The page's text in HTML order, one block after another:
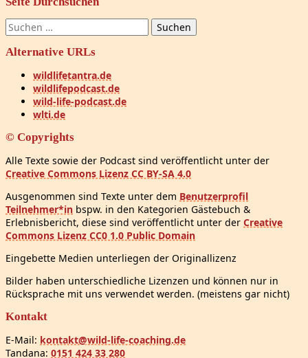
Suchen
nach:
Alternative URLs
wildlifetantra.de
wildlifepodcast.de
wild-life-podcast.de
wlti.de
© Copyrights
Alle Texte sowie der Podcast sind veröffentlicht unter der
Creative Commons Lizenz CC BY-SA 4.0
Ausgenommen sind Texte unter dem Benutzerprofil
Teilnehmer*in bspw. in den Kategorien Gästebuch &
Erlebnisbericht, diese sind veröffentlicht unter der Creative
Commons Lizenz CC0 1.0 Public Domain
Eingebette Medien unterliegen der Originallizenz
Bilder haben unterschiedliche Lizenzen und können nur in
Rücksprache mit uns verwendet werden. (meistens gar nicht)
Kontakt
E-Mail: kontakt@wild-life-coaching.de
Tandana: 0151 424 33 280